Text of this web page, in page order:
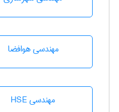
مهندسی هوافضا
مهندسی HSE